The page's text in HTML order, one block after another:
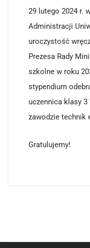
29 lutego 2024 r.
Administracji
uroczystość
Prezesa Rady
szkolne w roku
stypendium
uczennica klasy
zawodzie technik
Gratulujemy!